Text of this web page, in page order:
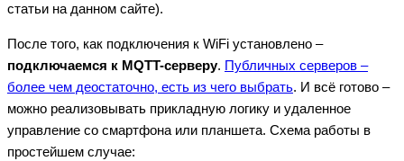
статьи на данном сайте).
После того, как подключения к WiFi установлено –
подключаемся к MQTT-серверу. Публичных серверов –
более чем деостаточно, есть из чего выбрать. И всё готово –
можно реализовывать прикладную логику и удаленное
управление со смартфона или планшета. Схема работы в
простейшем случае: